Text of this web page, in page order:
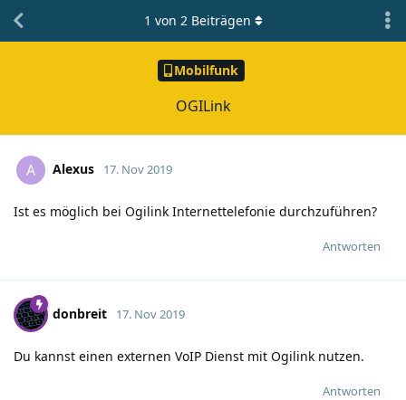
Mobilfunk
OGILink
1 von 2Beiträgen
A Alexus 17. Nov 2019
Ist es möglich bei Ogilink Internettelefonie durchzuführen?
Antworten
donbreit 17. Nov 2019
Du kannst einen externen VoIP Dienst mit Ogilink nutzen.
Antworten